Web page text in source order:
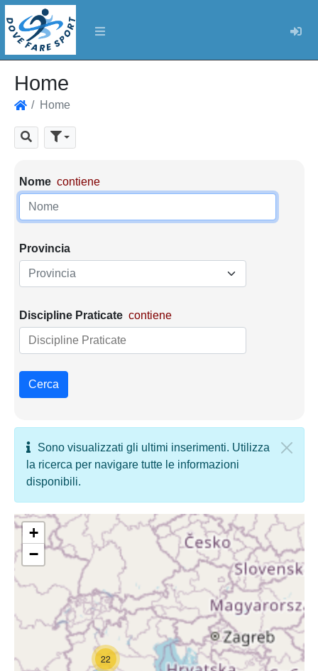
Home
Home
CercaParametri di ricerca
Nome contiene
Provincia
Provincia
Discipline Praticate contiene
Cerca
Sono visualizzati gli ultimi inserimenti. Utilizza
la ricerca per navigare tutte le informazioni
disponibili.
22
+
−